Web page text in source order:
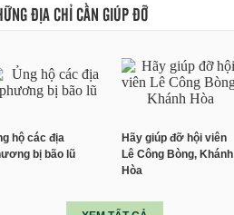
ĐỊA CHỈ CẦN GIÚP ĐỠ
hộ các địa
bị bão lũ
Hãy giúp đỡ hội viên
Lê Công Bòng, Khánh
Hòa